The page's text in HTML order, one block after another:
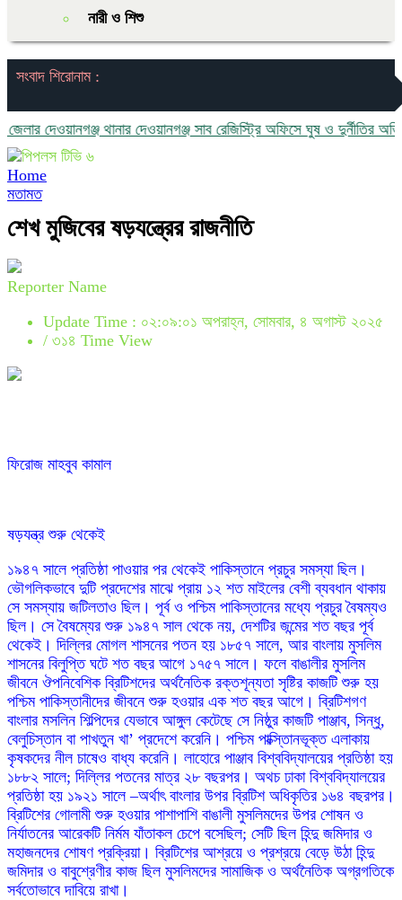
নারী ও শিশু
সংবাদ শিরোনাম :
থানার দেওয়ানগঞ্জ সাব রেজিস্ট্রি অফিসে ঘুষ ও দুর্নীতির
Home
মতামত
শেখ মুজিবের ষড়যন্ত্রের রাজনীতি
Reporter Name
Update Time : ০২:০৯:০১ অপরাহ্ন, সোমবার, ৪ অগাস্ট ২০২৫
/ ৩১৪ Time View
ফিরোজ মাহবুব কামাল
ষড়যন্ত্র শুরু থেকেই
১৯৪৭ সালে প্রতিষ্ঠা পাওয়ার পর থেকেই পাকিস্তানে প্রচুর সমস্যা ছিল।
ভৌগলিকভাবে দুটি প্রদেশের মাঝে প্রায় ১২ শত মাইলের বেশী ব্যবধান থাকায়
সে সমস্যায় জটিলতাও ছিল। পূর্ব ও পশ্চিম পাকিস্তানের মধ্যে প্রচুর বৈষম্যও
ছিল। সে বৈষম্যের শুরু ১৯৪৭ সাল থেকে নয়, দেশটির জন্মের শত বছর পূর্ব
থেকেই। দিল্লির মোগল শাসনের পতন হয় ১৮৫৭ সালে, আর বাংলায় মুসলিম
শাসনের বিলুপ্তি ঘটে শত বছর আগে ১৭৫৭ সালে। ফলে বাঙালীর মুসলিম
জীবনে ঔপনিবেশিক ব্রিটিশদের অর্থনৈতিক রক্তশূন্যতা সৃষ্টির কাজটি শুরু হয়
পশ্চিম পাকিস্তানীদের জীবনে শুরু হওয়ার এক শত বছর আগে। ব্রিটিশগণ
বাংলার মসলিন শিল্পিদের যেভাবে আঙ্গুল কেটেছে সে নিষ্ঠুর কাজটি পাঞ্জাব, সিন্ধু,
বেলুচিস্তান বা পাখতুন খা’ প্রদেশে করেনি। পশ্চিম পাক্স্তিানভূক্ত এলাকায়
কৃষকদের নীল চাষেও বাধ্য করেনি। লাহোরে পাঞ্জাব বিশ্ববিদ্যালয়ের প্রতিষ্ঠা হয়
১৮৮২ সালে; দিল্লির পতনের মাত্র ২৮ বছরপর। অথচ ঢাকা বিশ্ববিদ্যালয়ের
প্রতিষ্ঠা হয় ১৯২১ সালে –অর্থাৎ বাংলার উপর ব্রিটিশ অধিকৃতির ১৬৪ বছরপর।
ব্রিটিশের গোলামী শুরু হওয়ার পাশাপাশি বাঙালী মুসলিমদের উপর শোষন ও
নির্যাতনের আরেকটি নির্মম যাঁতাকল চেপে বসেছিল; সেটি ছিল হিন্দু জমিদার ও
মহাজনদের শোষণ প্রক্রিয়া। ব্রিটিশের আশ্রয়ে ও প্রশ্রয়ে বেড়ে উঠা হিন্দু
জমিদার ও বাবুশ্রেণীর কাজ ছিল মুসলিমদের সামাজিক ও অর্থনৈতিক অগ্রগতিকে
সর্বতোভাবে দাবিয়ে রাখা।